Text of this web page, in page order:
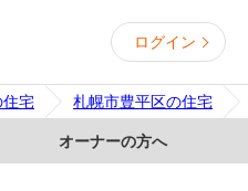
ログイン
住宅 札幌市豊平区の住宅
オーナーの方へ